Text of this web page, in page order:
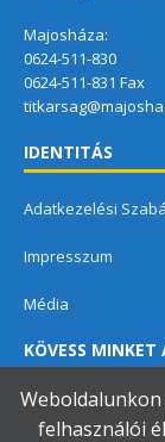
Majosháza:
0624-511-830
0624-511-831 Fax
IDENTITÁS
Adatkezelési
Impresszum
Média
KÖVESS MINKET
felhasználói